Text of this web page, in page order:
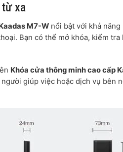
xa
M7-W nổi bật với khả
Bạn có thể mở khóa, kiểm
Khóa cửa thông minh cao cấp
giúp việc hoặc dịch vụ bên